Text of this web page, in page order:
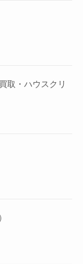
・ハウスクリ